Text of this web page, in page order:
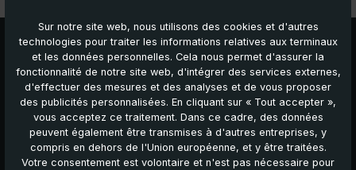
Autres produits que vous pourriez aimer :
Sur notre site web, nous utilisons des cookies et d'autres
technologies pour traiter les informations relatives aux terminaux
et les données personnelles. Cela nous permet d'assurer la
fonctionnalité de notre site web, d'intégrer des services externes,
d'effectuer des mesures et des analyses et de vous proposer
des publicités personnalisées. En cliquant sur « Tout accepter »,
vous acceptez ce traitement. Dans ce cadre, des données
peuvent également être transmises à d'autres entreprises, y
compris en dehors de l'Union européenne, et y être traitées.
Votre consentement est volontaire et n'est pas nécessaire pour